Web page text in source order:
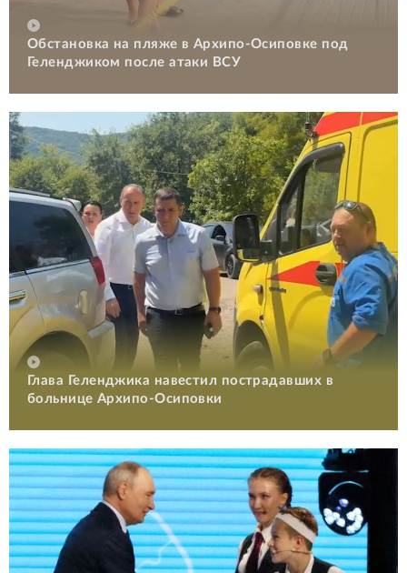
Обстановка на пляже в Архипо-Осиповке под
Геленджиком после атаки ВСУ
Глава Геленджика навестил пострадавших в
больнице Архипо-Осиповки